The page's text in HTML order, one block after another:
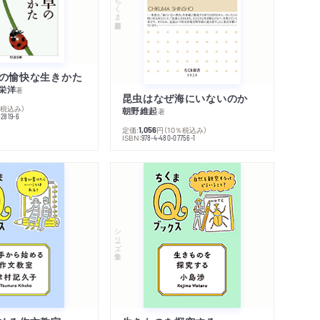
愉快な生きかた
洋著
込み）
6
ちくま新書
昆虫はなぜ海にいないのか
朝野維起著
定価:1,056円 （10％税込み）
ISBN:978-4-480-07756-1
シリーズ・全集